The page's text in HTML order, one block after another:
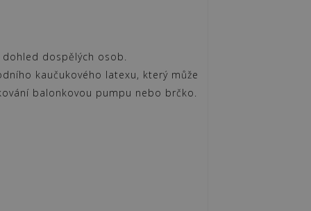
dospělých osob.
kaučukového latexu, který může
balonkovou pumpu nebo brčko.